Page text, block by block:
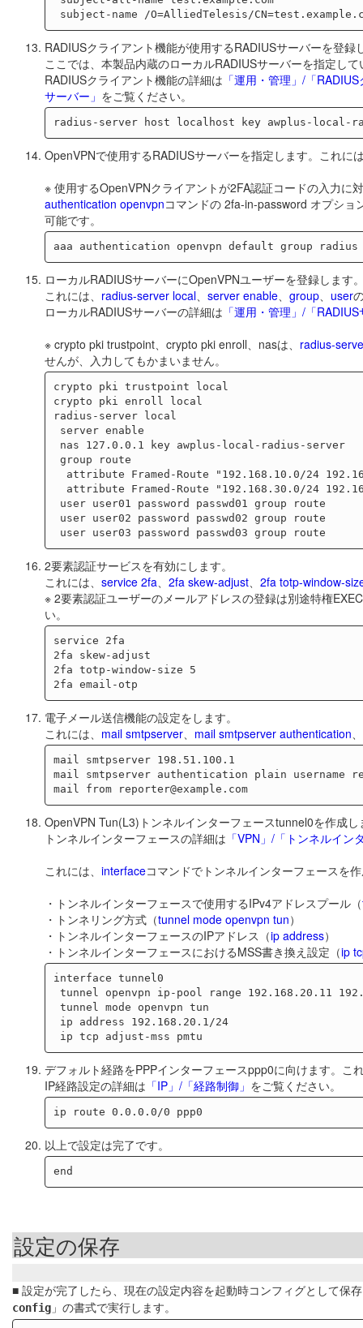
RADIUSクライアント機能が使用するRADIUSサーバーを登録
ここでは、本製品内蔵のローカルRADIUSサーバーを指定して
RADIUSクライアント機能の詳細は 「運用・管理」/「
サーバー」 をご覧ください。
OpenVPNで使用するRADIUSサーバーを指定します。これに
※ 使用するOpenVPNクライアントが2FA認証コードの入力に
authentication openvpnコマンドの 2fa-in-password オプショ
可能です。
ローカルRADIUSサーバーにOpenVPNユーザーを登録します
これには、 radius-server local server enable group user
ローカルRADIUSサーバーの詳細は 「運用・管理」/「
※ crypto pki trustpoint、crypto pki enroll、nasは、 radius-
せんが、入力してもかまいません。
crypto pki trustpoint local
crypto pki enroll local
radius-server local
2要素認証サービスを有効にします。
これには、 service 2fa 2fa skew-adjust
2fa totp-window-
※ 2要素認証ユーザーのメールアドレスの登録は別途特権
い。
service 2fa
2fa skew-adjust
2fa totp-window-size 5
電子メール送信機能の設定をします。
これには、 mail smtpserver mail smtpserver authentication
mail smtpserver 198.51.100.1
mail smtpserver authentication plain username
mail from reporter@example.com
OpenVPN Tun(L3)トンネルインターフェースtunnel0を作成し
トンネルインターフェースの詳細は 「VPN」/「トンネルイン
これには、 interfaceコマンドでトンネルインターフェースを
・トンネルインターフェースで使用するIPv4アドレスプール（
・トンネリング方式（tunnel mode openvpn tun）
・トンネルインターフェースのIPアドレス（ip address）
・トンネルインターフェースにおけるMSS書き換え設定（ip
interface tunnel0
デフォルト経路をPPPインターフェースppp0に向けます。こ
IP経路設定の詳細は 「IP」/「経路制御」 をご覧ください。
以上で設定は完了です。
設定の保存
■ 設定が完了したら、現在の設定内容を起動時コンフィグとして保
config 」の書式で実行します。